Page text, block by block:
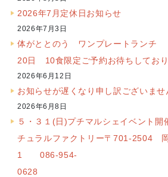
2026年7月定休日お知らせ
2026年7月3日
体がととのう ワンプレ
20日 10食限定ご予約お待ちしてお
2026年6月12日
お知らせが遅くなり申し訳ございま
2026年6月8日
５・３１(日)プチマルシェイベント開
チュラルファクトリー〒701-2504
1 086-954-